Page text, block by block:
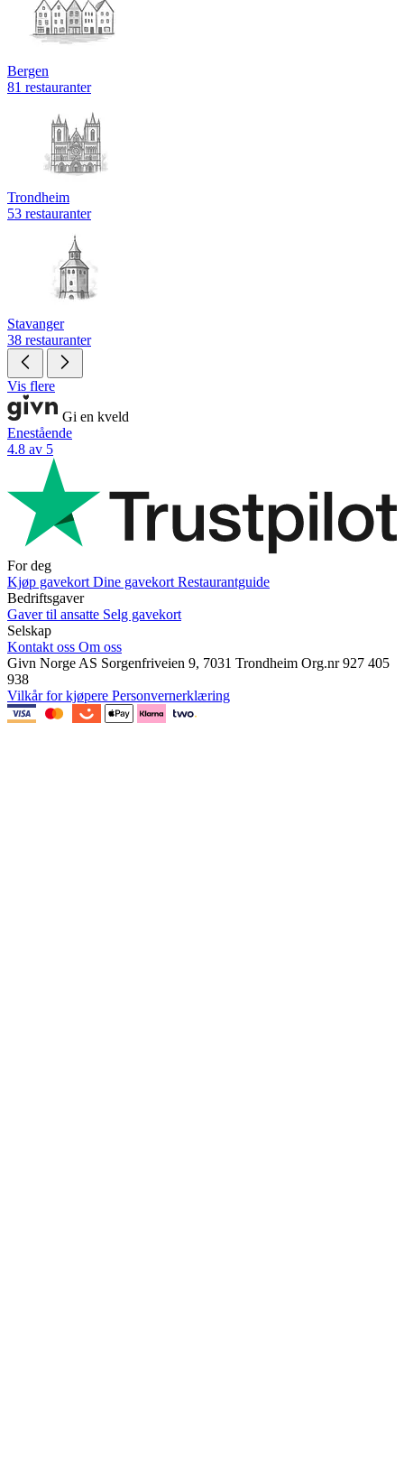
Bergen
81 restauranter
Trondheim
53 restauranter
Stavanger
38 restauranter
Vis flere
Gi en kveld
Enestående
4.8 av 5
For deg
Kjøp gavekort Dine gavekort Restaurantguide
Bedriftsgaver
Gaver til ansatte Selg gavekort
Selskap
Kontakt oss Om oss
Givn Norge AS Sorgenfriveien 9, 7031 Trondheim Org.nr 927 405
938
Vilkår for kjøpere Personvernerklæring